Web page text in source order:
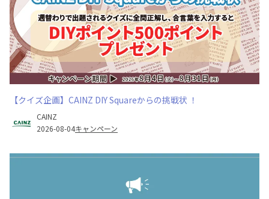
【クイズ企画】CAINZ DIY Squareからの挑戦状 ！
CAINZ
2026-08-04キャンペーン